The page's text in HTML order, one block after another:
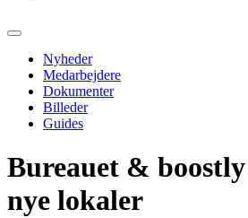
Nyheder
Medarbejdere
Dokumenter
Billeder
Guides
Bureauet &
nye lokaler